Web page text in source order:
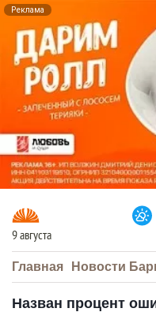
Реклама
9 августа
Главная Новости
Назван процент